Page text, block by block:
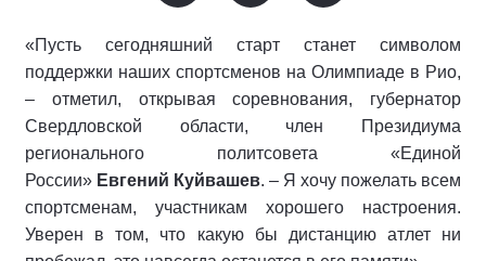
«Пусть сегодняшний старт станет символом
поддержки наших спортсменов на Олимпиаде в Рио,
– отметил, открывая соревнования, губернатор
Свердловской области, член Президиума
регионального политсовета «Единой
России» Евгений Куйвашев. – Я хочу пожелать всем
спортсменам, участникам хорошего настроения.
Уверен в том, что какую бы дистанцию атлет ни